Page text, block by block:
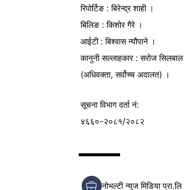
रिपोर्टिङ : बिरेन्द्र शाही ।
बिलिङ : किशोर गैरे ।
आईटी : बिश्वास न्यौपाने ।
कानुनी सल्लाहकार : सरोज सिलबाल
(अधिवक्ता, सर्वोच्च अदालत) ।
सूचना विभागदर्ता नं:
४६६०-२०८१/२०८२
नोभल्टी न्युज मिडिया प्रा.लि